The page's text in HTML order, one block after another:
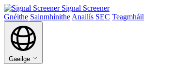
Signal Screener
Gnéithe Sainmhínithe Anailís SEC Teagmháil
Gaeilge